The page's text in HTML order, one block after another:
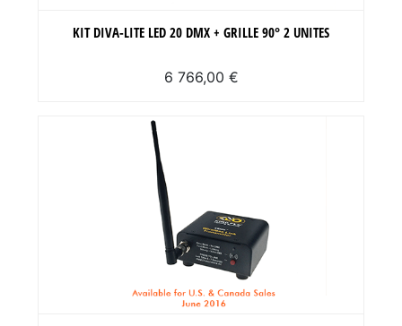
KIT DIVA-LITE LED 20 DMX + GRILLE 90° 2 UNITES
6 766,00 €